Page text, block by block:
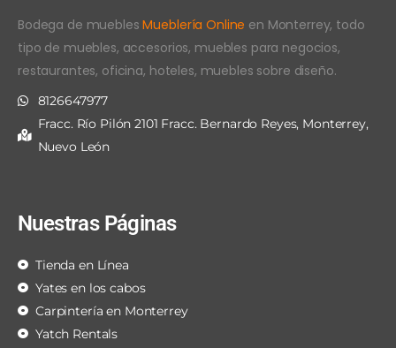
Bodega de mueblesMueblería Online en Monterrey, todo
tipo de muebles, accesorios, muebles para negocios,
restaurantes, oficina, hoteles, muebles sobre diseño.
8126647977
Fracc. Río Pilón 2101 Fracc. Bernardo Reyes, Monterrey,
Nuevo León
Nuestras Páginas
Tienda en Línea
Yates en los cabos
Carpintería en Monterrey
Yatch Rentals